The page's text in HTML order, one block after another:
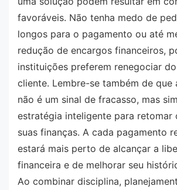
favoráveis. Não tenha medo de
longos para o pagamento ou até
redução de encargos financeiros,
instituições preferem renegociar
cliente. Lembre-se também de que
não é um sinal de fracasso, mas
estratégia inteligente para retomar
suas finanças. A cada pagamento
estará mais perto de alcançar a
financeira e de melhorar seu
Ao combinar disciplina,